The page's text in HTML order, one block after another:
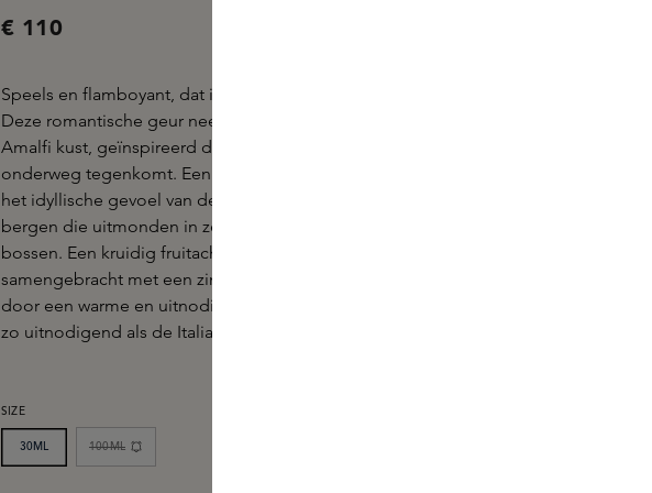
€ 110
Speels en flamboyant, dat is het parfum Dole Amalfi van Casamorati.
Deze romantische geur neemt je mee langs de oude wegen van de
Amalfi kust, geïnspireerd door alle verhalen en herinneringen die je er
onderweg tegenkomt. Een tijdloos en fascinerend parfum, dat perfect
het idyllische gevoel van de Amalfi kust heeft weten te vangen: van de
bergen die uitmonden in zee tot pittoreske dorpjes en indrukwekkende
bossen. Een kruidig fruitachtige top met appel en kardemom wordt
samengebracht met een zinderend hart van wierook, perfect afgerond
door een warme en uitnodigende basis van vanille, amber en musk. Net
zo uitnodigend als de Italianen zelf.
SELECTEER
SIZE
30ML 100ML